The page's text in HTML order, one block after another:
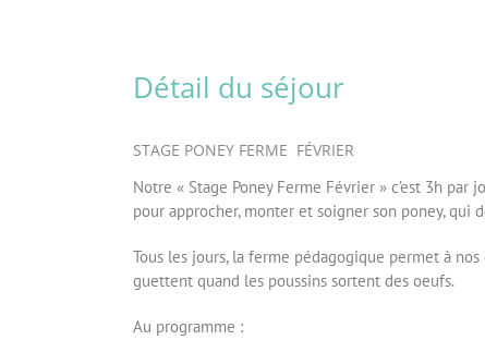
Détail du séjour
STAGE PONEY FERME FÉVRIER
Notre « Stage Poney Ferme Février » c’est 3h
pour approcher, monter et soigner son poney, qui
Tous les jours, la ferme pédagogique permet à
guettent quand les poussins sortent des oeufs.
Au programme :